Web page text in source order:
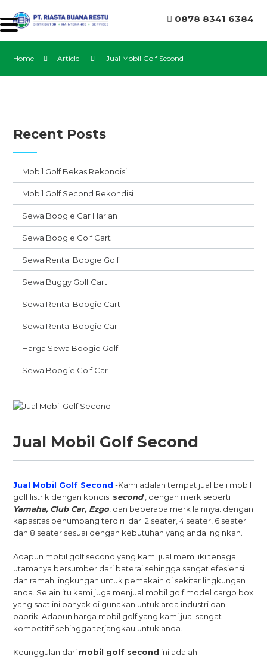
0878 8341 6384
Home Article Jual Mobil Golf Second
Recent Posts
Mobil Golf Bekas Rekondisi
Mobil Golf Second Rekondisi
Sewa Boogie Car Harian
Sewa Boogie Golf Cart
Sewa Rental Boogie Golf
Sewa Buggy Golf Cart
Sewa Rental Boogie Cart
Sewa Rental Boogie Car
Harga Sewa Boogie Golf
Sewa Boogie Golf Car
Jual Mobil Golf Second
Jual Mobil Golf Second -Kami adalah tempat jual beli mobil
golf listrik dengan kondisi second, dengan merk seperti
Yamaha, Club Car, Ezgo , dan beberapa merk lainnya. dengan
kapasitas penumpang terdiri dari 2 seater, 4 seater, 6 seater
dan 8 seater sesuai dengan kebutuhan yang anda inginkan.
Adapun mobil golf second yang kami jual memiliki tenaga
utamanya bersumber dari baterai sehingga sangat efesiensi
dan ramah lingkungan untuk pemakain di sekitar lingkungan
anda. Selain itu kami juga menjual mobil golf model cargo box
yang saat ini banyak di gunakan untuk area industri dan
pabrik. Adapun harga mobil golf yang kami jual sangat
kompetitif sehingga terjangkau untuk anda.
Keunggulan dari mobil golf second ini adalah